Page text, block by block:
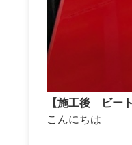
【施工後 ビー
こんにちは